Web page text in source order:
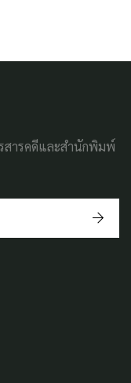
สารคดีและสำนักพิมพ์